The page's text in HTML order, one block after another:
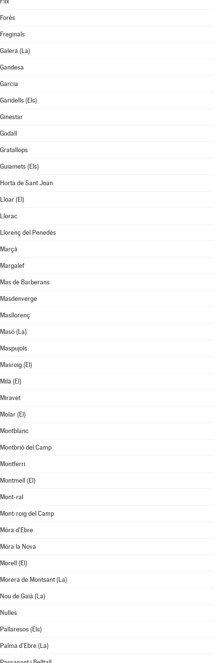
Forès
Freginals
Galera (La)
Gandesa
Garcia
Garidells (Els)
Ginestar
Godall
Gratallops
Guiamets (Els)
Horta de Sant Joan
Lloar (El)
Llorac
Llorenç del Penedès
Marçà
Margalef
Mas de Barberans
Masdenverge
Masllorenç
Masó (La)
Maspujols
Masroig (El)
Milà (El)
Miravet
Molar (El)
Montblanc
Montbrió del Camp
Montferri
Montmell (El)
Mont-ral
Mont-roig del Camp
Móra d'Ebre
Móra la Nova
Morell (El)
Morera de Montsant (La)
Nou de Gaià (La)
Nulles
Pallaresos (Els)
Palma d'Ebre (La)